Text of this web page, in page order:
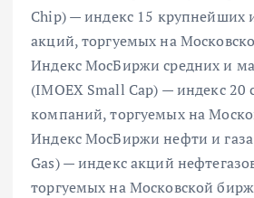
Chip) — индекс 15 крупнейших
акций, торгуемых на
Индекс МосБиржи средних и
(IMOEX Small Cap) — индекс
компаний, торгуемых на
Индекс МосБиржи нефти и
Gas) — индекс акций
торгуемых на Московской